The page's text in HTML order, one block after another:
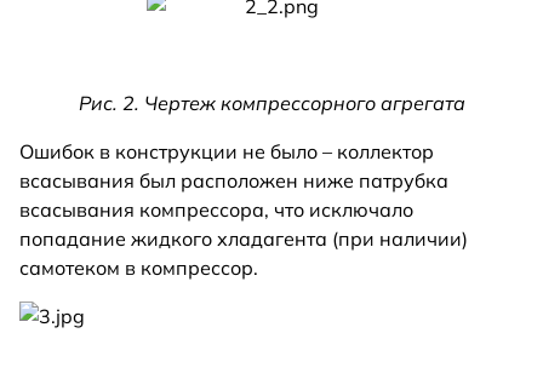
Рис. 2. Чертеж компрессорного агрегата
Ошибок в конструкции не было – коллектор
всасывания был расположен ниже патрубка
всасывания компрессора, что исключало
попадание жидкого хладагента (при наличии)
самотеком в компрессор.